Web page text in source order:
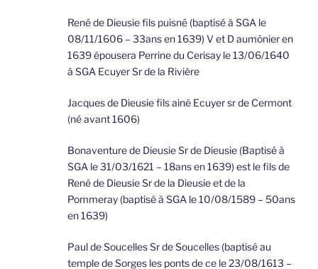
René de Dieusie fils puisné (baptisé à SGA le
08/11/1606 – 33ans en 1639) V et D aumônier en
1639 épousera Perrine du Cerisay le 13/06/1640
à SGA Ecuyer Sr de la Rivière
Jacques de Dieusie fils ainé Ecuyer sr de Cermont
(né avant 1606)
Bonaventure de Dieusie Sr de Dieusie (Baptisé à
SGA le 31/03/1621 – 18ans en 1639) est le fils de
René de Dieusie Sr de la Dieusie et de la
Pommeray (baptisé à SGA le 10/08/1589 – 50ans
en 1639)
Paul de Soucelles Sr de Soucelles (baptisé au
temple de Sorges les ponts de ce le 23/08/1613 –